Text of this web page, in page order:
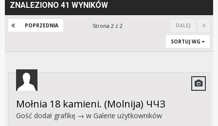
ZNALEZIONO 41 WYNIKÓW
POPRZEDNIA DALEJ
Strona 2 z 2
SORTUJ WG
Mołnia 18 kamieni. (Molnija) ЧЧЗ
Gość dodał grafikę → w Galerie użytkowników